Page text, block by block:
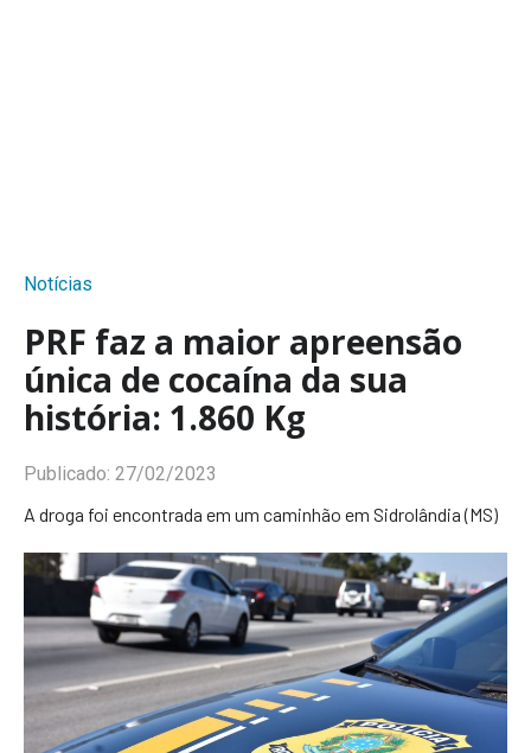
Notícias
PRF faz a maior apreensão
única de cocaína da sua
história: 1.860 Kg
Publicado: 27/02/2023
A droga foi encontrada em um caminhão em Sidrolândia (MS)